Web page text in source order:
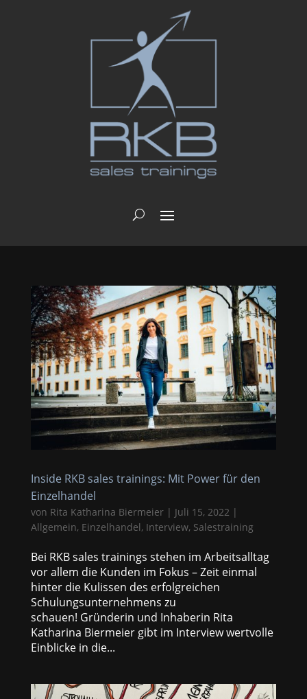
Inside RKB sales trainings: Mit Power für den
Einzelhandel
von Rita Katharina Biermeier| Juli 15, 2022 |
Allgemein, Einzelhandel, Interview, Salestraining
Bei RKB sales trainings stehen im Arbeitsalltag
vor allem die Kunden im Fokus – Zeit einmal
hinter die Kulissen des erfolgreichen
Schulungsunternehmens zu
schauen! Gründerin und Inhaberin Rita
Katharina Biermeier gibt im Interview wertvolle
Einblicke in die...